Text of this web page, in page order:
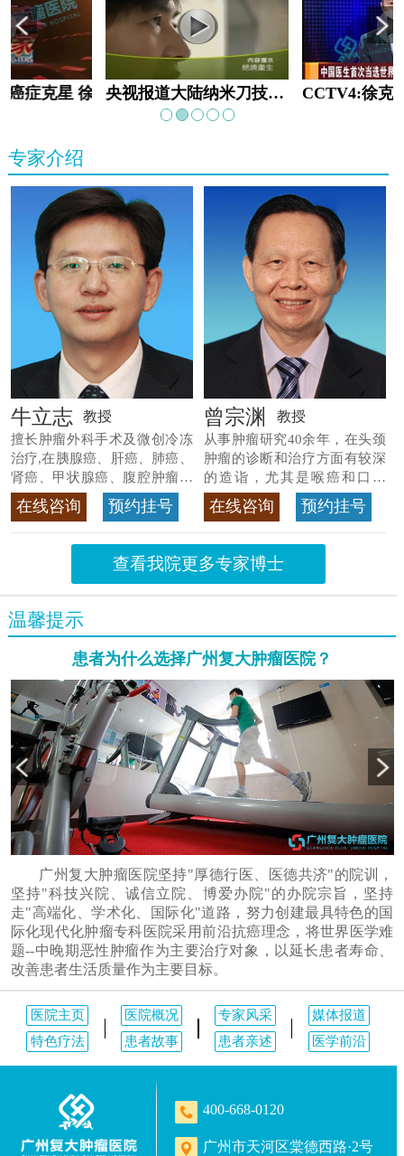
癌症克星 徐克成 央视报道大陆纳米刀技术手术：绝境重生
专家介绍
牛立志 教授
擅长肿瘤外科手术及微创冷冻
治疗,在胰腺癌、肝癌、肺癌、
肾癌、甲状腺癌、腹腔肿瘤等
>>查看专家详情
在线咨询 预约挂号
曾宗渊 教授
从事肿瘤研究40余年，在头颈
肿瘤的诊断和治疗方面有较深
的造诣，尤其是喉癌和口腔
癌，迄今仍是广东喉癌单病种
首席专家 >>查看专家详情
在线咨询 预约挂号
查看我院更多专家博士
温馨提示
患者为什么选择广州复大肿瘤医院？
广州复大肿瘤医院坚持"厚德行医、医德共济"的院训，
坚持"科技兴院、诚信立院、博爱办院"的办院宗旨，坚持
走"高端化、学术化、国际化"道路，努力创建最具特色的国
际化现代化肿瘤专科医院采用前沿抗癌理念，将世界医学难
题--中晚期恶性肿瘤作为主要治疗对象，以延长患者寿命、
改善患者生活质量作为主要目标。
医院主页 医院概况 专家风采
媒体报道
特色疗法
患者故事 患者亲述 医学前沿
400-668-0120
广州市天河区棠德西路·2号